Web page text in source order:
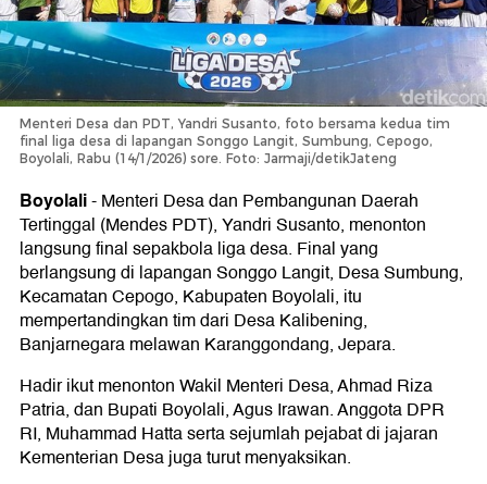
Menteri Desa dan PDT, Yandri Susanto, foto bersama kedua tim
final liga desa di lapangan Songgo Langit, Sumbung, Cepogo,
Boyolali, Rabu (14/1/2026) sore. Foto: Jarmaji/detikJateng
Boyolali-Menteri Desa dan Pembangunan Daerah
Tertinggal (Mendes PDT), Yandri Susanto, menonton
langsung final sepakbola liga desa. Final yang
berlangsung di lapangan Songgo Langit, Desa Sumbung,
Kecamatan Cepogo, Kabupaten Boyolali, itu
mempertandingkan tim dari Desa Kalibening,
Banjarnegara melawan Karanggondang, Jepara.
Hadir ikut menonton Wakil Menteri Desa, Ahmad Riza
Patria, dan Bupati Boyolali, Agus Irawan. Anggota DPR
RI, Muhammad Hatta serta sejumlah pejabat di jajaran
Kementerian Desa juga turut menyaksikan.